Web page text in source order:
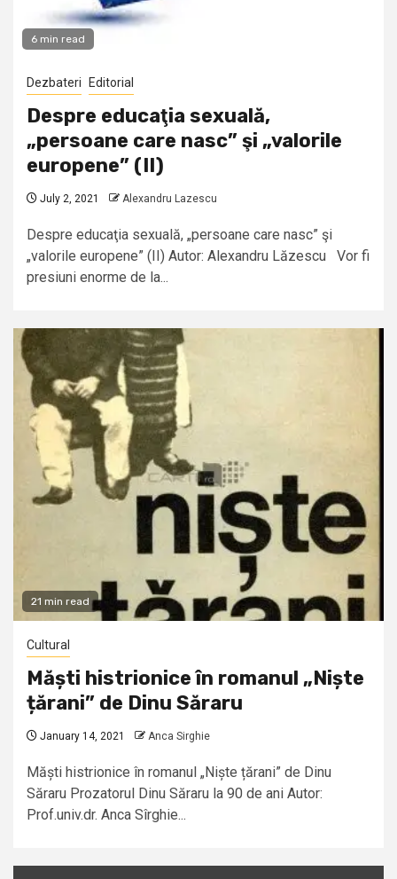
6 min read
Dezbateri Editorial
Despre educaţia sexuală,
„persoane care nasc” şi „valorile
europene” (II)
July 2, 2021 Alexandru Lazescu
Despre educaţia sexuală, „persoane care nasc” şi
„valorile europene” (II) Autor: Alexandru Lăzescu Vor fi
presiuni enorme de la...
21 min read
Cultural
Măști histrionice în romanul „Niște
țărani” de Dinu Săraru
January 14, 2021 Anca Sirghie
Măști histrionice în romanul „Niște țărani” de Dinu
Săraru Prozatorul Dinu Săraru la 90 de ani Autor:
Prof.univ.dr. Anca Sîrghie...